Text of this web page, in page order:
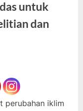
untuk
dan
perubahan iklim